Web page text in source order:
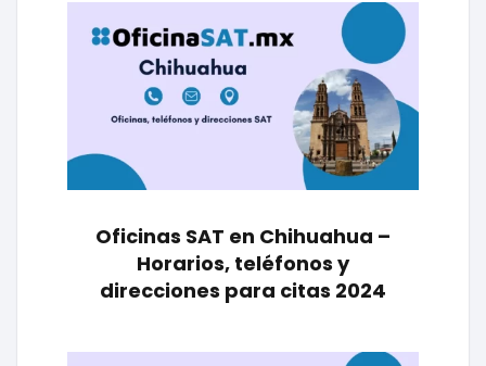
Oficinas SAT en Chihuahua –
Horarios, teléfonos y
direcciones para citas 2024